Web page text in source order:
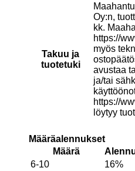
Takuu ja
tuotetuki
Oy:n,
kk.
https://
myös
avustaa
ja/tai
https://
löytyy
Määräalennukset
Määrä
6-10
16%